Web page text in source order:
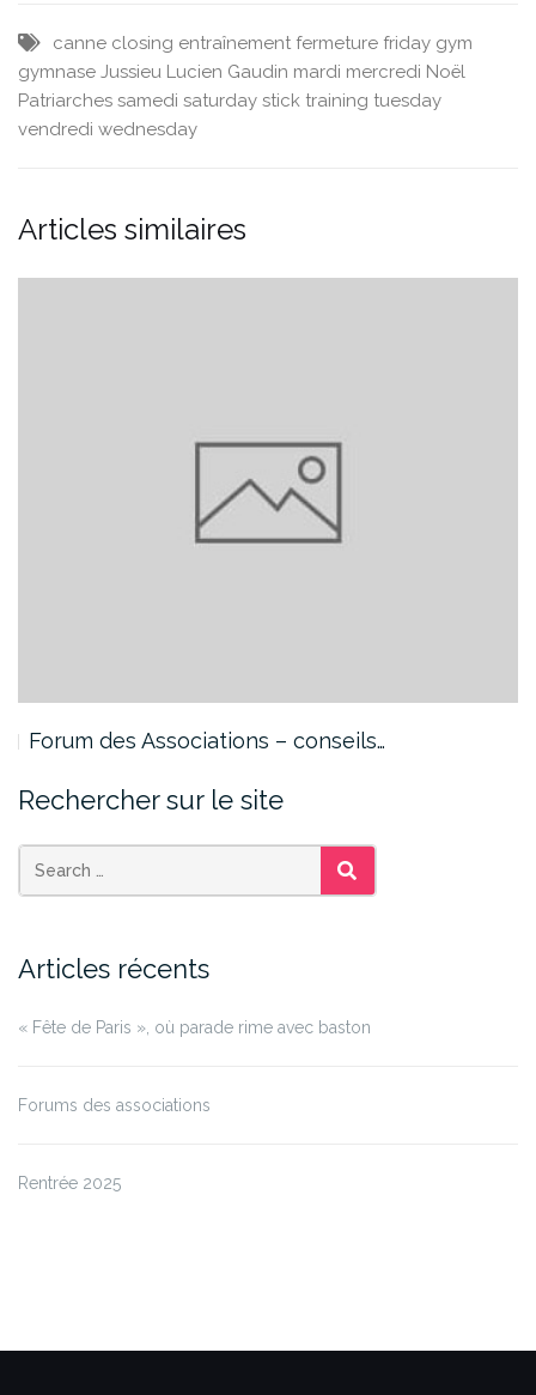
canne closing entraînement fermeture friday gym
gymnase Jussieu Lucien Gaudin mardi mercredi Noël
Patriarches samedi saturday stick training tuesday
vendredi wednesday
Articles similaires
Forum des Associations – conseils…
Rechercher sur le site
SEARCH
Articles récents
« Fête de Paris », où parade rime avec baston
Forums des associations
Rentrée 2025